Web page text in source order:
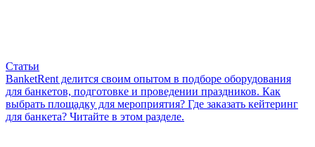
Статьи
BanketRent делится своим опытом в подборе оборудования
для банкетов, подготовке и проведении праздников. Как
выбрать площадку для мероприятия? Где заказать кейтеринг
для банкета? Читайте в этом разделе.